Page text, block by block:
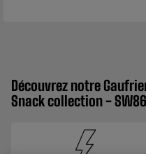
Découvrez notre
Snack collection -